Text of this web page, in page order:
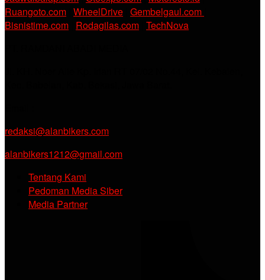
Ruangoto.com WheelDrive Gembelgaul.com
Bisnistime.com Rodagilas.com TechNova
redaksi@alanbikers.com
alanbikers1212@gmail.com
Tentang Kami
Pedoman Media Siber
Media Partner